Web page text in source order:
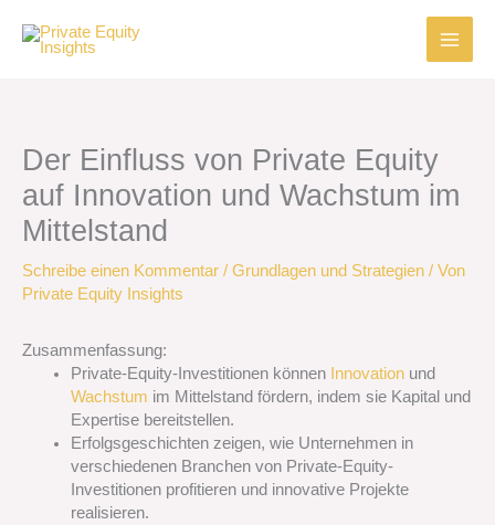
Inhalt
springen
Der Einfluss von Private Equity
auf Innovation und Wachstum im
Mittelstand
Schreibe einen Kommentar / Grundlagen und Strategien / Von
Private Equity Insights
Zusammenfassung:
Private-Equity-Investitionen können Innovationund
Wachstum im Mittelstand fördern, indem sie Kapital und
Expertise bereitstellen.
Erfolgsgeschichten zeigen, wie Unternehmen in
verschiedenen Branchen von Private-Equity-
Investitionen profitieren und innovative Projekte
realisieren.